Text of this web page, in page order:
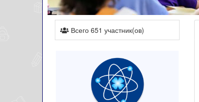
Всего 651 участник(ов)